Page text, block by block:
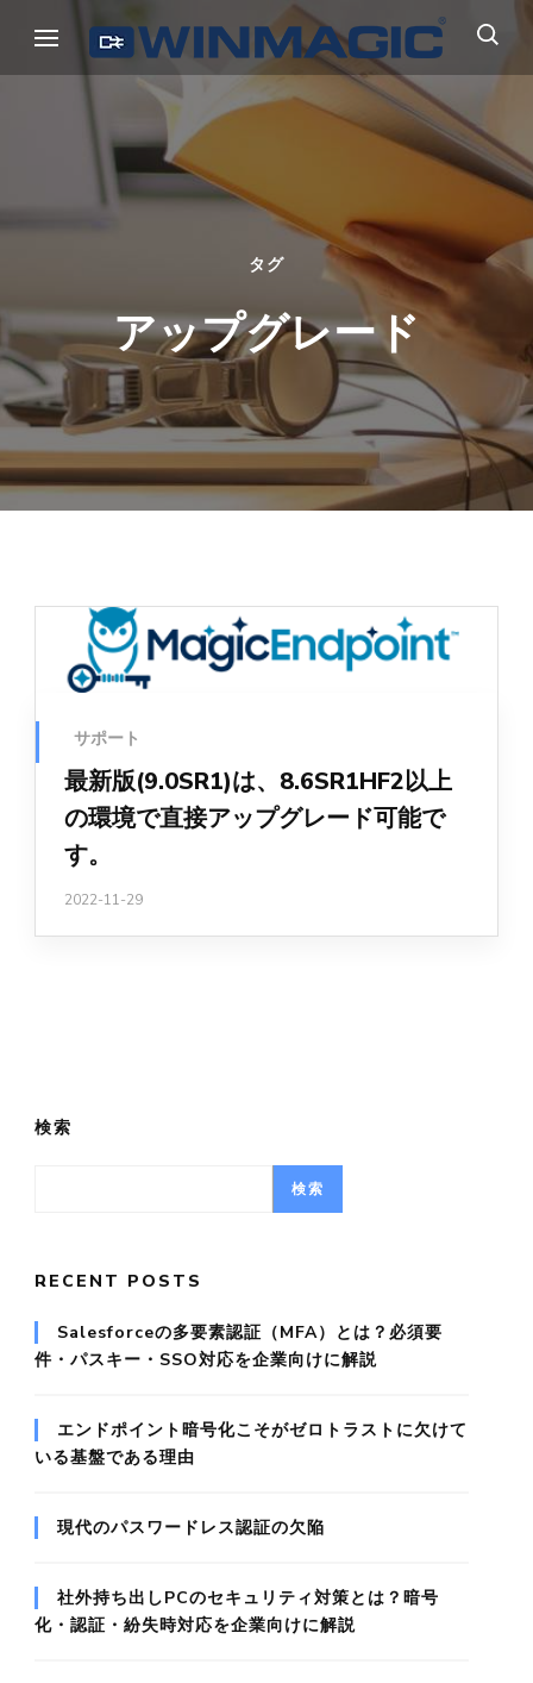
ス
プ
(Enter
を
押
す)
ウィンマジック・ジャパン
Authicate. Encrypt. Archive.
タグ
アップグレード
サポート
最新版(9.0SR1)は、8.6SR1HF2以上
の環境で直接アップグレード可能で
す。
2022-11-29
検索
検索
RECENT POSTS
Salesforceの多要素認証（MFA）とは？必須要
件・パスキー・SSO対応を企業向けに解説
エンドポイント暗号化こそがゼロトラストに欠けて
いる基盤である理由
現代のパスワードレス認証の欠陥
社外持ち出しPCのセキュリティ対策とは？暗号
化・認証・紛失時対応を企業向けに解説